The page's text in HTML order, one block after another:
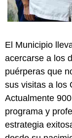
El Municipio
acercarse a los
puérperas que
sus visitas a los
Actualmente
programa y
estrategia